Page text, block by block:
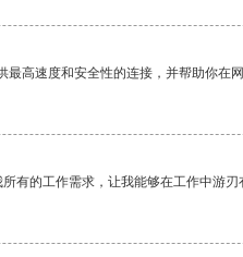
高速度和安全性的连接，并帮助你在网
有的工作需求，让我能够在工作中游刃